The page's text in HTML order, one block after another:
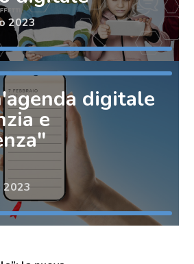
2023
digitale
e
2023